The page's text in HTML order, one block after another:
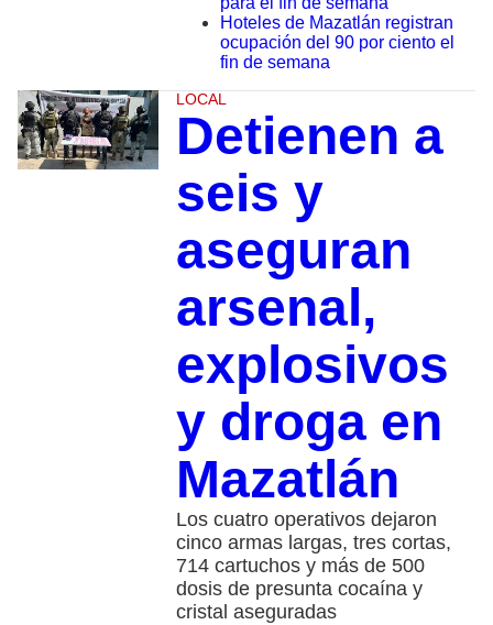
Hoteles de Mazatlán registran
ocupación del 90 por ciento el
fin de semana
LOCAL
Detienen a
seis y
aseguran
arsenal,
explosivos
y droga en
Mazatlán
Los cuatro operativos dejaron
cinco armas largas, tres cortas,
714 cartuchos y más de 500
dosis de presunta cocaína y
cristal aseguradas